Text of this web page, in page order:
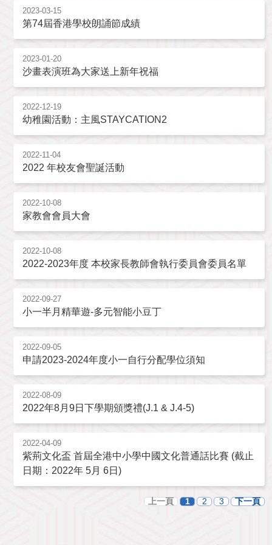
2023-03-15
第74屆香港學校朗誦節成績
2023-01-20
沙畫表演班為大家送上新年祝福
2022-12-19
幼稚園活動：主風STAYCATION2
2022-11-04
2022 年校友會聖誕活動
2022-10-08
家教會會員大會
2022-10-08
2022-2023年度 本校家長教師會執行委員會委員名單
2022-09-27
小一半月精華遊-多元智能小豆丁
2022-09-05
申請2023-2024年度小一自行分配學位須知
2022-08-09
2022年8月9日下學期頒獎禮(J.1 & J.4-5)
2022-04-09
紫荊文化盃 首屆全港中小學中國文化普通話比賽 (截止
日期：2022年 5月 6日)
上一頁 1 2 3 下一頁